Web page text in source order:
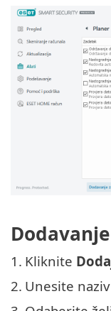
1. Kliknite
2. Unesite